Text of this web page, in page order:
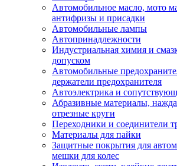
Автомобильное масло, мото
антифризы и присадки
Автомобильные лампы
Автопринадлежности
Индустриальная химия и
допуском
Автомобильные
держатели предохранителя
Автоэлектрика и
Абразивные материалы,
отрезные круги
Переходники и соединители
Материалы для пайки
Защитные покрытия для
мешки для колес